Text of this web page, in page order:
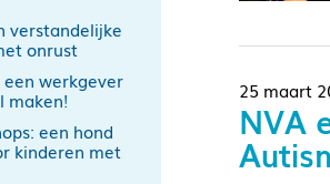
verstandelijke
onrust
werkgever
maken!
een hond
kinderen met
25 maart
NVA